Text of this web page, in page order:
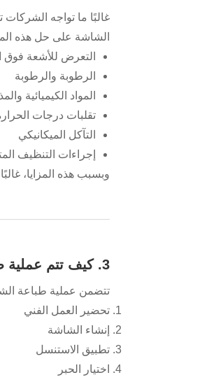
غالبًا ما تواجه
الشاشة على حل هذه
التعرض للأشعة فوق
الرطوبة والرطوبة
المواد الكيميائية
تقلبات درجات
التآكل الميكانيكي
إجراءات التنظيف
وبسبب هذه المزايا،
3. كيف تتم عملية طباعة الشاشة؟
تتضمن عملية طباعة
تحضير العمل الفني
إنشاء الشاشة
تطبيق الاستنسل
اختيار الحبر